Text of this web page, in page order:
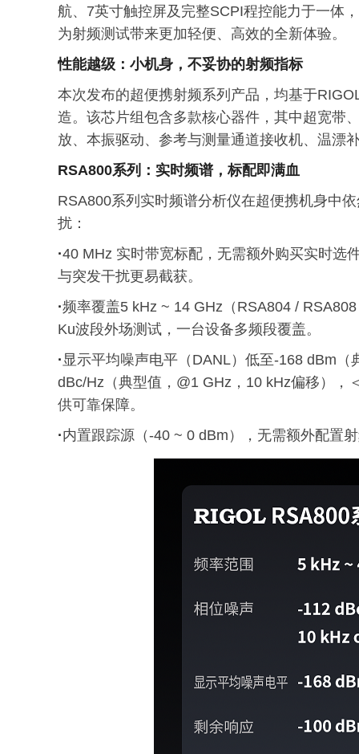
航、7英寸触控屏及完整SCPI程控能力于一体
为射频测试带来更加轻便、高效的全新体验。
性能越级：小机身，不妥协的射频指标
本次发布的超便携射频系列产品，均基于
造。该芯片组包含多款核心器件，其中超宽带
放、本振驱动、参考与测量通道接收机、温漂
RSA800系列：实时频谱，标配即满血
RSA800系列实时频谱分析仪在超便携机身中
扰：
·40 MHz 实时带宽标配，无需额外购买实时选
与突发干扰更易截获。
·频率覆盖5 kHz ~ 14 GHz（RSA804 /
Ku波段外场测试，一台设备多频段覆盖。
· 显示平均噪声电平（DANL）低至-168 dBm
dBc/Hz（典型值，@1 GHz，10 kHz偏移），
供可靠保障。
·内置跟踪源（-40 ~ 0 dBm），无需额外配置